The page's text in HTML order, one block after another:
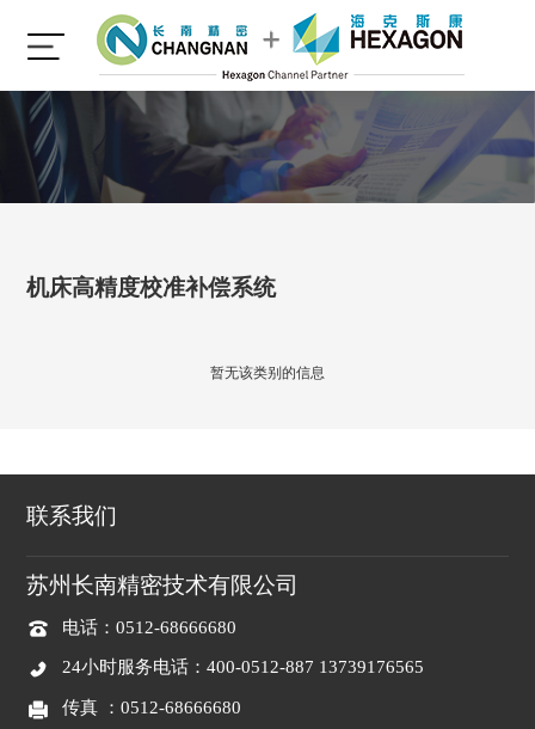
机床高精度校准补偿系统
暂无该类别的信息
联系我们
苏州长南精密技术有限公司
电话：0512-68666680
24小时服务电话：400-0512-887 13739176565
传真 ：0512-68666680